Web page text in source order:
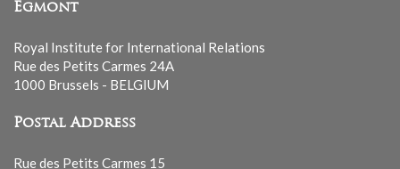
Egmont
Royal Institute for International Relations
Rue des Petits Carmes 24A
1000 Brussels - BELGIUM
Postal Address
Rue des Petits Carmes 15